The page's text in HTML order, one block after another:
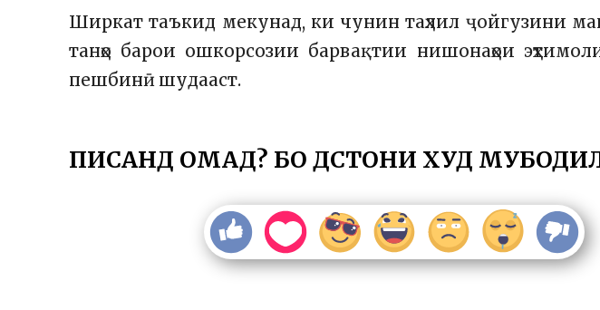
Ширкат таъкид мекунад, ки чунин таҳлил ҷойгузини
танҳо барои ошкорсозии барвақтии нишонаҳои
пешбинӣ шудааст.
ПИСАНД ОМАД? БО ДӮСТОНИ ХУД